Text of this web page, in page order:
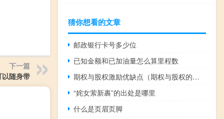
下一篇
随身带
猜你想看的文章
邮政银行卡号多少位
已知金额和已加油量怎么算里程数
期权与股权激励优缺点（期权与股权的区别）
“姹女萦新裹”的出处是哪里
什么是页眉页脚